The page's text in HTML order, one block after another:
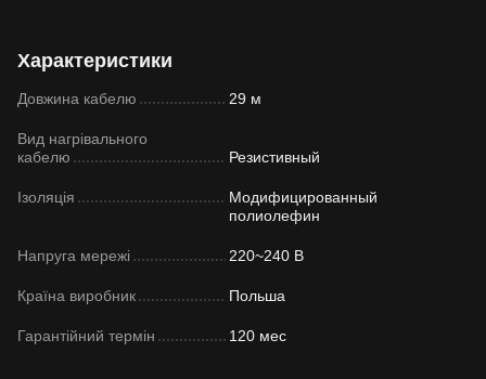
Характеристики
Довжина кабелю 29 м
Вид нагрівального
кабелю
Резистивный
Ізоляція
Модифицированный
полиолефин
Напруга мережі 220~240 В
Країна виробник Польша
Гарантійний термін 120 мес